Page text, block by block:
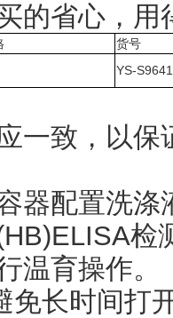
的省心，用
货号
YS-
一致，以保
器配置洗涤
检
温育操作。
长时间打